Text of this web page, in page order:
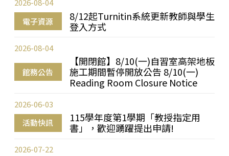
電子資源
8/12起Turnitin系統更新教師與學生
登入方式
2026-08-04
館務公告
【開閉館】8/10(一)自習室高架地板
施工期間暫停開放公告 8/10(一)
Reading Room Closure Notice
2026-08-04
活動快訊
115學年度第1學期「教授指定用
書」，歡迎踴躍提出申請!
2026-06-03
2026-07-22